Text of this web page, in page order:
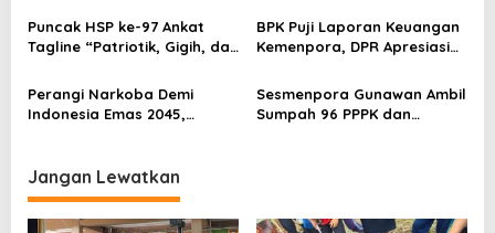
s
Program Pemuda dan
Olahraga
Kolaborasi
Puncak HSP ke-97 Ankat
Tagline “Patriotik, Gigih, dan
BPK Puji Laporan Keuangan
Kemenpora, DPR Apresiasi
Perangi Narkoba Demi
Indonesia Emas 2045,
Sesmenpora Gunawan Ambil
Sumpah 96 PPPK dan
Jangan Lewatkan